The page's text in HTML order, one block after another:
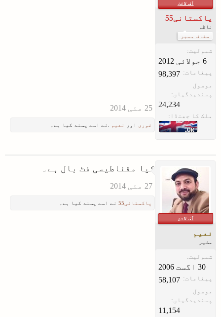
آف لائن
پاکستانی55
ناظم
سٹاف ممبر
شمولیت:
پیغامات: 98,397
موصول
پسندیدگیاں:
24,234
ملک کا جھنڈا:
غوری اور نعیم .نے اسے پسند کیا ہے۔
آف لائن
نعیم
مشیر
شمولیت:
پیغامات: 58,107
موصول
پسندیدگیاں:
11,154
کیا مقناطیسی فٹ بال ہے۔
پاکستانی55 نے اسے پسند کیا ہے۔